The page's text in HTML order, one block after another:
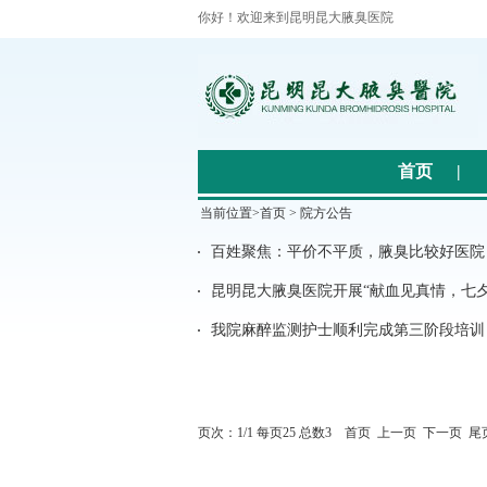
你好！欢迎来到昆明昆大腋臭医院
首页 |
当前位置>首页 > 院方公告
百姓聚焦：平价不平质，腋臭比较好医院
昆明昆大腋臭医院开展“献血见真情，七
我院麻醉监测护士顺利完成第三阶段培训
页次：1/1 每页25 总数3 首页 上一页 下一页